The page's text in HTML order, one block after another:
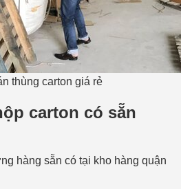
thùng carton giá rẻ
carton có sẵn
hàng sẵn có tại kho hàng quận